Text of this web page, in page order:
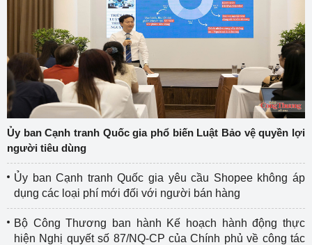
Ủy ban Cạnh tranh Quốc gia phổ biến Luật Bảo vệ quyền lợi
người tiêu dùng
Ủy ban Cạnh tranh Quốc gia yêu cầu Shopee không áp
dụng các loại phí mới đối với người bán hàng
Bộ Công Thương ban hành Kế hoạch hành động thực
hiện Nghị quyết số 87/NQ-CP của Chính phủ về công tác